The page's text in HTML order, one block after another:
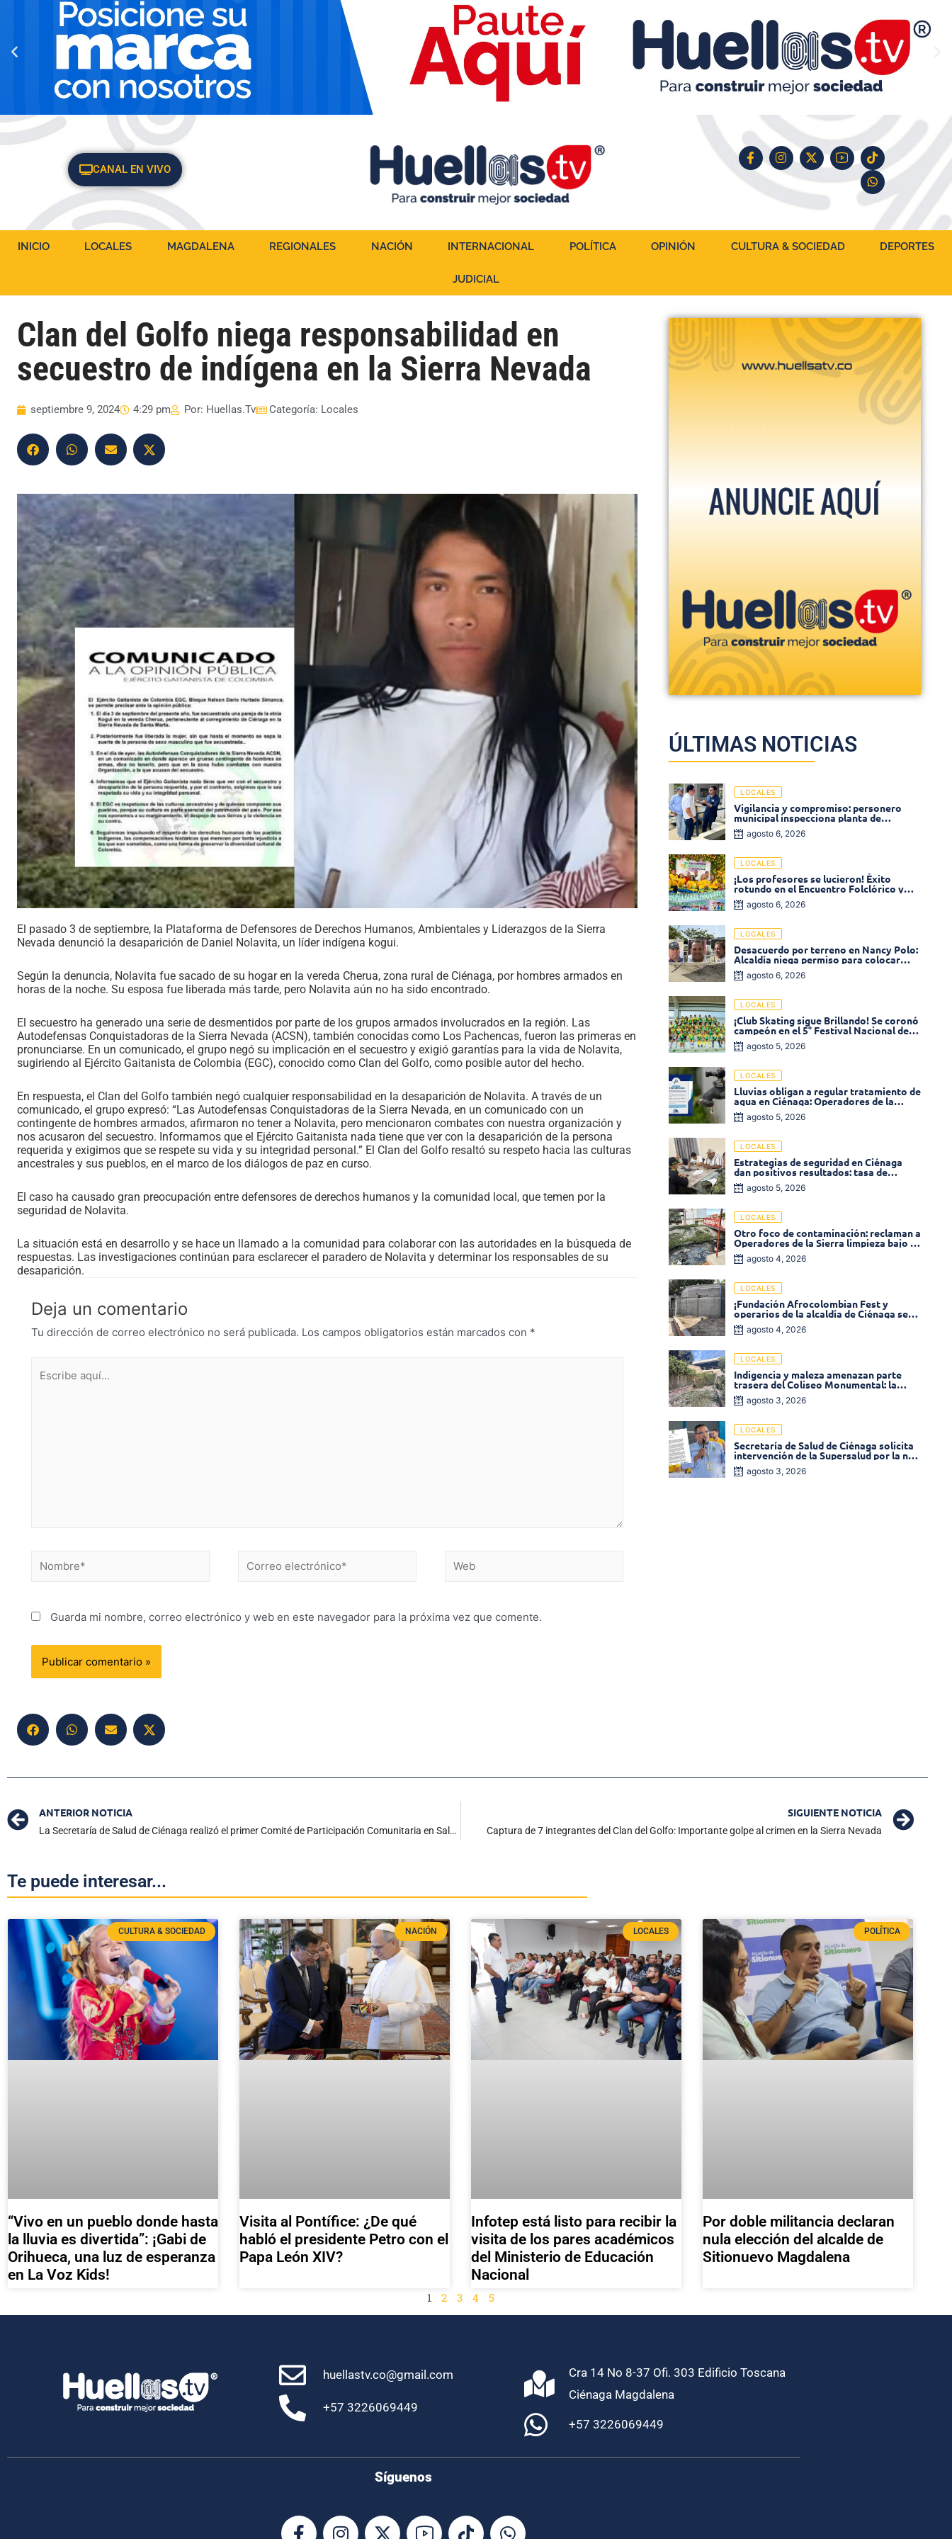
CANAL EN VIVO
INICIO LOCALES MAGDALENA REGIONALES NACIÓN INTERNACIONAL POLÍTICA OPINIÓN CULTURA & SOCIEDAD DEPORTES
JUDICIAL
Clan del Golfo niega responsabilidad en
secuestro de indígena en la Sierra Nevada
septiembre 9, 2024 4:29 pm Por: Huellas.Tv Categoría: Locales
El pasado 3 de septiembre, la Plataforma de Defensores de Derechos Humanos, Ambientales y Liderazgos de la Sierra
Nevada denunció la desaparición de Daniel Nolavita, un líder indígena kogui.
Según la denuncia, Nolavita fue sacado de su hogar en la vereda Cherua, zona rural de Ciénaga, por hombres armados en
horas de la noche. Su esposa fue liberada más tarde, pero Nolavita aún no ha sido encontrado.
El secuestro ha generado una serie de desmentidos por parte de los grupos armados involucrados en la región. Las
Autodefensas Conquistadoras de la Sierra Nevada (ACSN), también conocidas como Los Pachencas, fueron las primeras en
pronunciarse. En un comunicado, el grupo negó su implicación en el secuestro y exigió garantías para la vida de Nolavita,
sugiriendo al Ejército Gaitanista de Colombia (EGC), conocido como Clan del Golfo, como posible autor del hecho.
En respuesta, el Clan del Golfo también negó cualquier responsabilidad en la desaparición de Nolavita. A través de un
comunicado, el grupo expresó: “Las Autodefensas Conquistadoras de la Sierra Nevada, en un comunicado con un
contingente de hombres armados, afirmaron no tener a Nolavita, pero mencionaron combates con nuestra organización y
nos acusaron del secuestro. Informamos que el Ejército Gaitanista nada tiene que ver con la desaparición de la persona
requerida y exigimos que se respete su vida y su integridad personal.” El Clan del Golfo resaltó su respeto hacia las culturas
ancestrales y sus pueblos, en el marco de los diálogos de paz en curso.
El caso ha causado gran preocupación entre defensores de derechos humanos y la comunidad local, que temen por la
seguridad de Nolavita.
La situación está en desarrollo y se hace un llamado a la comunidad para colaborar con las autoridades en la búsqueda de
respuestas. Las investigaciones continúan para esclarecer el paradero de Nolavita y determinar los responsables de su
desaparición.
Deja un comentario
Tu dirección de correo electrónico no será publicada. Los campos obligatorios están marcados con *
Guarda mi nombre, correo electrónico y web en este navegador para la próxima vez que comente.
ÚLTIMAS NOTICIAS
LOCALES
Vigilancia y compromiso: personero
municipal inspecciona planta de
tratamiento de agua
agosto 6, 2026
LOCALES
¡Los profesores se lucieron! Éxito
rotundo en el Encuentro Folclórico y
Cultural del Magisterio 2026 en Ciénaga
agosto 6, 2026
LOCALES
Desacuerdo por terreno en Nancy Polo:
Alcaldía niega permiso para colocar
venta de comidas
agosto 6, 2026
LOCALES
¡Club Skating sigue Brillando! Se coronó
campeón en el 5° Festival Nacional de
Patinaje «Soledad sobre Ruedas»
agosto 5, 2026
LOCALES
Lluvias obligan a regular tratamiento de
agua en Ciénaga: Operadores de la
Sierra anuncia baja presión en varios
sectores
agosto 5, 2026
LOCALES
Estrategias de seguridad en Ciénaga
dan positivos resultados: tasa de
homicidios disminuyó un 58% en 2026
agosto 5, 2026
LOCALES
Otro foco de contaminación: reclaman a
Operadores de la Sierra limpieza bajo el
puente de la calle 19 con carrera 11
agosto 4, 2026
LOCALES
¡Fundación Afrocolombian Fest y
operarios de la alcaldía de Ciénaga se
ponen la 10! Realizan limpieza de la
parte posterior del Coliseo
agosto 4, 2026
LOCALES
Indigencia y maleza amenazan parte
trasera del Coliseo Monumental: la
comunidad exige acción inmediata!
agosto 3, 2026
LOCALES
Secretaría de Salud de Ciénaga solicita
intervención de la Supersalud por la no
entrega de medicamentos en las EPS
agosto 3, 2026
ANTERIOR NOTICIA
La Secretaría de Salud de Ciénaga realizó el primer Comité de Participación Comunitaria en Salud (COPACO)
SIGUIENTE NOTICIA
Captura de 7 integrantes del Clan del Golfo: Importante golpe al crimen en la Sierra Nevada
Te puede interesar...
CULTURA & SOCIEDAD
“Vivo en un pueblo donde hasta
la lluvia es divertida”: ¡Gabi de
Orihueca, una luz de esperanza
en La Voz Kids!
NACIÓN
Visita al Pontífice: ¿De qué
habló el presidente Petro con el
Papa León XIV?
LOCALES
Infotep está listo para recibir la
visita de los pares académicos
del Ministerio de Educación
Nacional
POLÍTICA
Por doble militancia declaran
nula elección del alcalde de
Sitionuevo Magdalena
1 2 3 4 5
huellastv.co@gmail.com
+57 3226069449
Cra 14 No 8-37 Ofi. 303 Edificio Toscana
Ciénaga Magdalena
+57 3226069449
Síguenos